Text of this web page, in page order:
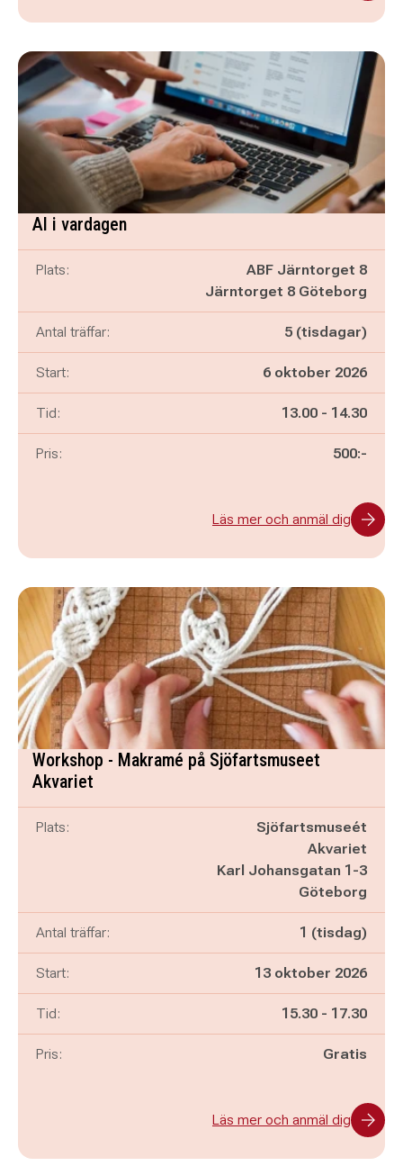
AI i vardagen
Plats:
ABF Järntorget 8
Järntorget 8 Göteborg
Antal träffar: 5 (tisdagar)
Start: 6 oktober 2026
Tid: Pågår mellan
13.00 - och
14.30
Pris: 500:-
Läs mer och anmäl dig
Workshop - Makramé på Sjöfartsmuseet
Akvariet
Plats:
Sjöfartsmuseét
Akvariet
Karl Johansgatan 1-3
Göteborg
Antal träffar: 1 (tisdag)
Start: 13 oktober 2026
Tid: Pågår mellan
15.30 - och
17.30
Pris: Gratis
Läs mer och anmäl dig